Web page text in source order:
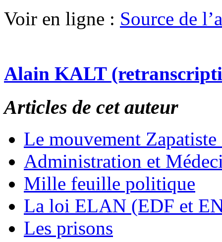
Voir en ligne : Source de
Alain KALT
Articles de cet auteur
Le mouvement
Administration et
Mille feuille politique
La loi ELAN (EDF et
Les prisons